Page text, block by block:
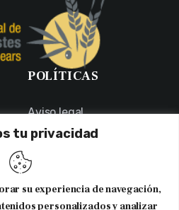
tu privacidad
su experiencia de navegación,
personalizados y analizar
POLÍTICAS
Aviso legal
Política de Privacidad
Política de Cookies
Canal Ético